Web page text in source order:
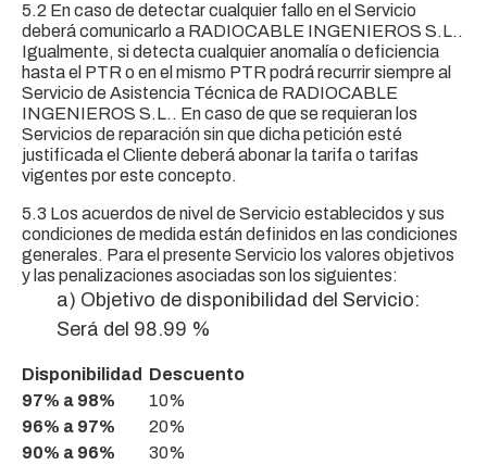
5.2 En caso de detectar cualquier fallo en el Servicio
deberá comunicarlo a RADIOCABLE INGENIEROS S.L..
Igualmente, si detecta cualquier anomalía o deficiencia
hasta el PTR o en el mismo PTR podrá recurrir siempre al
Servicio de Asistencia Técnica de RADIOCABLE
INGENIEROS S.L.. En caso de que se requieran los
Servicios de reparación sin que dicha petición esté
justificada el Cliente deberá abonar la tarifa o tarifas
vigentes por este concepto.
5.3 Los acuerdos de nivel de Servicio establecidos y sus
condiciones de medida están definidos en las condiciones
generales. Para el presente Servicio los valores objetivos
y las penalizaciones asociadas son los siguientes:
a) Objetivo de disponibilidad del Servicio:
Será del 98.99 %
Disponibilidad Descuento
97% a 98%
10%
96% a 97%
20%
90% a 96%
30%